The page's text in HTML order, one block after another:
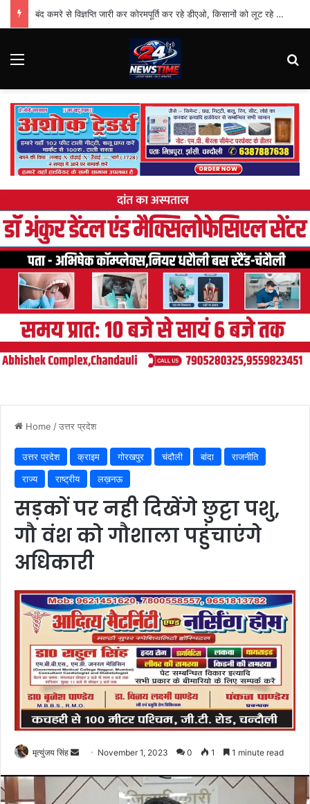
बंद कमरे से विज्ञप्ति जारी कर कोरमपूर्ति कर रहे डीएओ, किसानों को लूट रहे निजी दुकानदार
Menu
Home /उत्तर प्रदेश
उत्तर प्रदेश क्राइम गोरखपुर चंदौली बांदा
राजनीति
राज्य
राष्ट्रीय लख़नऊ
सड़कों पर नही दिखेंगे छुट्टा पशु,
गौ वंश को गौशाला पहुंचाएंगे
अधिकारी
मृत्युंजय सिंह
Send
email
November 1, 2023 0 1 1 minute read